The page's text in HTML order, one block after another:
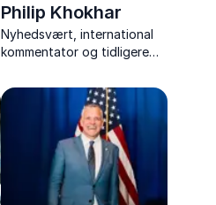
Philip Khokhar
Nyhedsvært, international
kommentator og tidligere
indsigt i USA, Kina,
Mellemøsten og verdens
brændpunkter.